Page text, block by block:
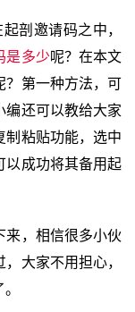
剖邀请码之中，
是多少呢？在本文
？第一种方法，可
编还可以教给大家
制粘贴功能，选中
以成功将其备用起
来，相信很多小伙
大家不用担心，